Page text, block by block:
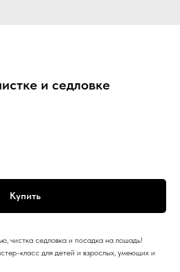
и седловке
Купить
чистка седловка и посадка на лошадь!
класс для детей и взрослых, умеющих и